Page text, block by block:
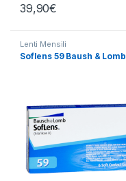
39,90€
Lenti Mensili
Soflens 59 Baush & Lomb